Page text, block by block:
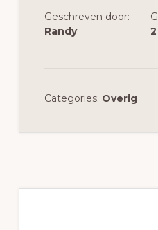
Geschreven door:
Randy
Categories: Overig